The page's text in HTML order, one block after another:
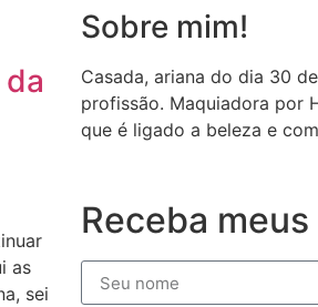
as
sei
Sobre mim!
Casada, ariana do dia 30
profissão. Maquiadora por
que é ligado a beleza e
Receba